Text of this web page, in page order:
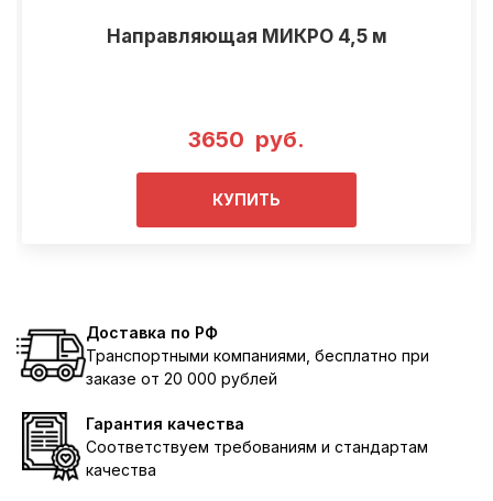
Направляющая МИКРО 4,5 м
3650 руб.
КУПИТЬ
Доставка по РФ
Транспортными компаниями, бесплатно при
заказе от 20 000 рублей
Гарантия качества
Соответствуем требованиям и стандартам
качества